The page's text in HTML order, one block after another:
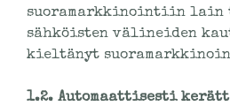
suoramarkkinointiin lain
sähköisten välineiden
kieltänyt
1.2. Automaattisesti